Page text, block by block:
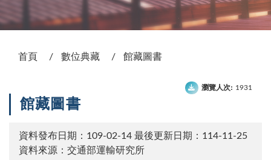
首頁 數位典藏 館藏圖書
瀏覽人次: 1931
館藏圖書
資料發布日期：109-02-14 最後更新日期：114-11-25
資料來源：交通部運輸研究所